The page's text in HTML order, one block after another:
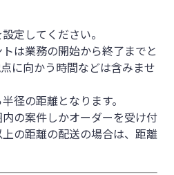
定してください。
は業務の開始から終了までと
に向かう時間などは含みませ
径の距離となります。
の案件しかオーダーを受け付
の距離の配送の場合は、距離